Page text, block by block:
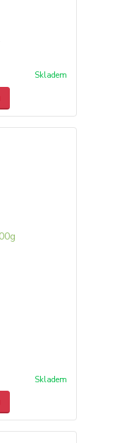
Skladem
Skladem